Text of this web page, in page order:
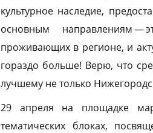
культурное наследие,
основным направлениям —
проживающих в регионе, и
гораздо больше! Верю, что
лучшему не только
29 апреля на площадке
тематических блоках,